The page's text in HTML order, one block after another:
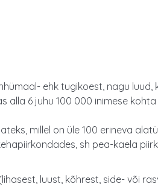
ehk tugikoest, nagu luud,
6 juhu 100 000 inimese
millel on üle 100 erineva
sh pea-kaela
luust, kõhrest, side- või